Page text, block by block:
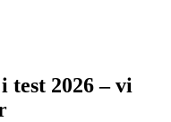
2026 – vi